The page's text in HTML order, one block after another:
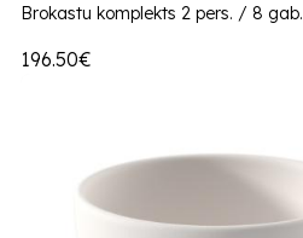
Brokastu komplekts 2 pers. / 8 gab.
196.50€